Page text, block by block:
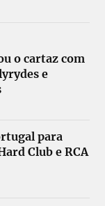
o cartaz com
e
para
Club e RCA